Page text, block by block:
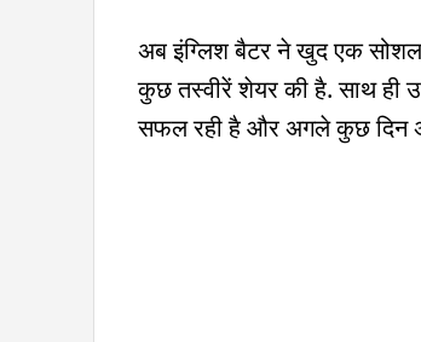
अब इंग्लिश बैटर ने खुद एक सोशल
कुछ तस्वीरें शेयर की है. साथ ही
सफल रही है और अगले कुछ दिन